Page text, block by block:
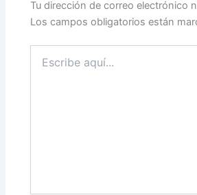
Tu dirección de correo electrónico
Los campos obligatorios están
aquí...